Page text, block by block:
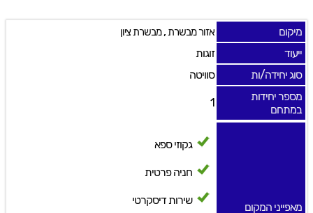
מיקום אזור מבשרת,מבשרת ציון
ייעוד
זוגות
סוג יחידה/ות
סוויטה
מספר יחידות
במתחם
1
מאפייני המקום
גקוזי ספא
חניה פרטית
שירות דיסקרטי